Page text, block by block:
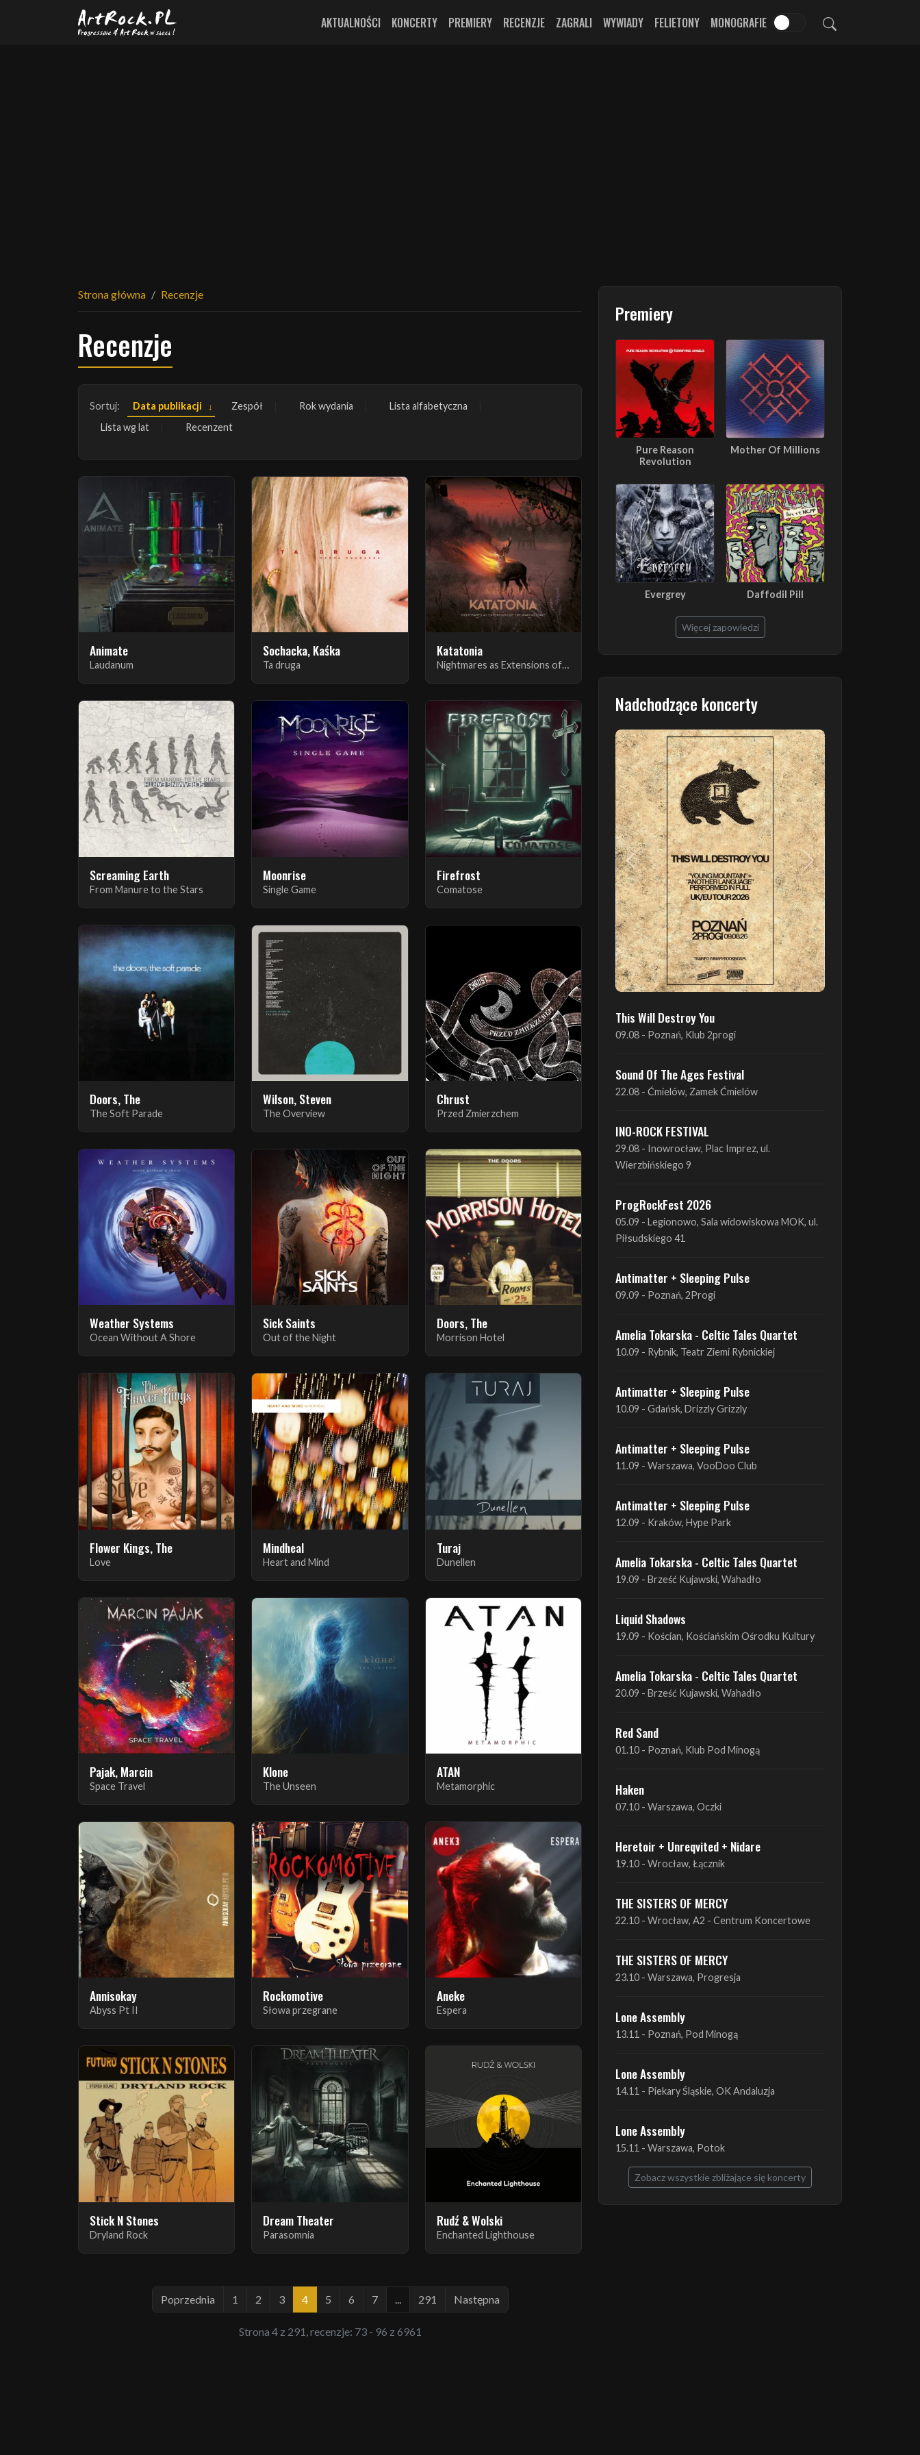
Przejdź do treści głównej
AKTUALNOŚCI KONCERTY PREMIERY RECENZJE ZAGRALI WYWIADY FELIETONY MONOGRAFIE
Strona główna Recenzje
Recenzje
Sortuj: Data publikacji Zespół Rok wydania
Lista alfabetyczna
Lista wg lat
Recenzent
Animate
Laudanum
Sochacka, Kaśka
Ta druga
Katatonia
Nightmares as Extensions of the Waking State
Screaming Earth
From Manure to the Stars
Moonrise
Single Game
Firefrost
Comatose
Doors, The
The Soft Parade
Wilson, Steven
The Overview
Chrust
Przed Zmierzchem
Weather Systems
Ocean Without A Shore
Sick Saints
Out of the Night
Doors, The
Morrison Hotel
Flower Kings, The
Love
Mindheal
Heart and Mind
Turaj
Dunellen
Pajak, Marcin
Space Travel
Klone
The Unseen
ATAN
Metamorphic
Annisokay
Abyss Pt II
Rockomotive
Słowa przegrane
Aneke
Espera
Stick N Stones
Dryland Rock
Dream Theater
Parasomnia
Rudź & Wolski
Enchanted Lighthouse
Poprzednia 1 2 3 4 5 6 7 291 Następna
Strona 4 z 291, recenzje: 73 - 96 z 6961
Premiery
Pure Reason
Revolution
Mother Of Millions
Evergrey Daffodil Pill
Więcej zapowiedzi
Nadchodzące koncerty
Poprzedni Następny
This Will Destroy You
09.08 - Poznań, Klub 2progi
Sound Of The Ages Festival
22.08 - Ćmielów, Zamek Ćmielów
INO-ROCK FESTIVAL
29.08 - Inowrocław, Plac Imprez, ul.
ProgRockFest 2026
05.09 - Legionowo, Sala widowiskowa MOK, ul.
Antimatter + Sleeping Pulse
09.09 - Poznań, 2Progi
Amelia Tokarska - Celtic Tales Quartet
10.09 - Rybnik, Teatr Ziemi Rybnickiej
Antimatter + Sleeping Pulse
10.09 - Gdańsk, Drizzly Grizzly
Antimatter + Sleeping Pulse
11.09 - Warszawa, VooDoo Club
Antimatter + Sleeping Pulse
12.09 - Kraków, Hype Park
Amelia Tokarska - Celtic Tales Quartet
19.09 - Brześć Kujawski, Wahadło
Liquid Shadows
19.09 - Kościan, Kościańskim Ośrodku Kultury
Amelia Tokarska - Celtic Tales Quartet
20.09 - Brześć Kujawski, Wahadło
Red Sand
01.10 - Poznań, Klub Pod Minogą
Haken
07.10 - Warszawa, Oczki
Heretoir + Unreqvited + Nidare
19.10 - Wrocław, Łącznik
THE SISTERS OF MERCY
22.10 - Wrocław, A2 - Centrum Koncertowe
THE SISTERS OF MERCY
23.10 - Warszawa, Progresja
Lone Assembly
13.11 - Poznań, Pod Minogą
Lone Assembly
14.11 - Piekary Śląskie, OK Andaluzja
Lone Assembly
15.11 - Warszawa, Potok
Zobacz wszystkie zbliżające się koncerty